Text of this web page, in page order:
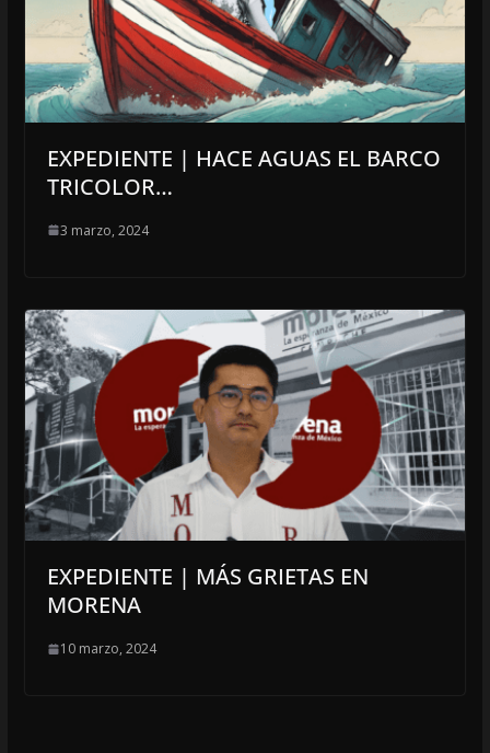
EXPEDIENTE | HACE AGUAS EL BARCO
TRICOLOR…
3 marzo, 2024
EXPEDIENTE | MÁS GRIETAS EN
MORENA
10 marzo, 2024